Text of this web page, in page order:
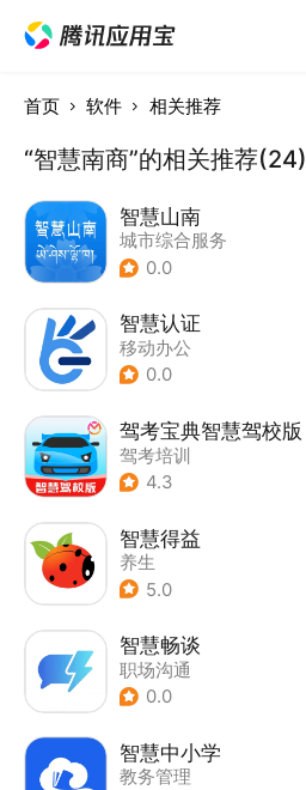
首页 软件 相关推荐
“智慧南商”的相关推荐(24)
智慧山南
城市综合服务
0.0
智慧认证
移动办公
0.0
驾考宝典智慧驾校版
驾考培训
4.3
智慧得益
养生
5.0
智慧畅谈
职场沟通
0.0
智慧中小学
教务管理